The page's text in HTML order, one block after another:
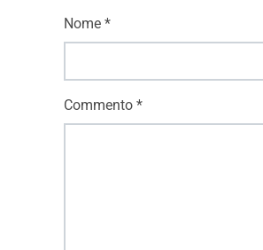
Commento *
Nome *